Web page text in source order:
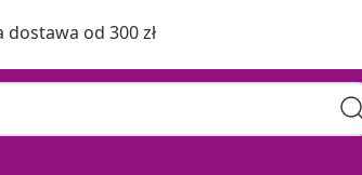
Darmowa dostawa od 300 zł